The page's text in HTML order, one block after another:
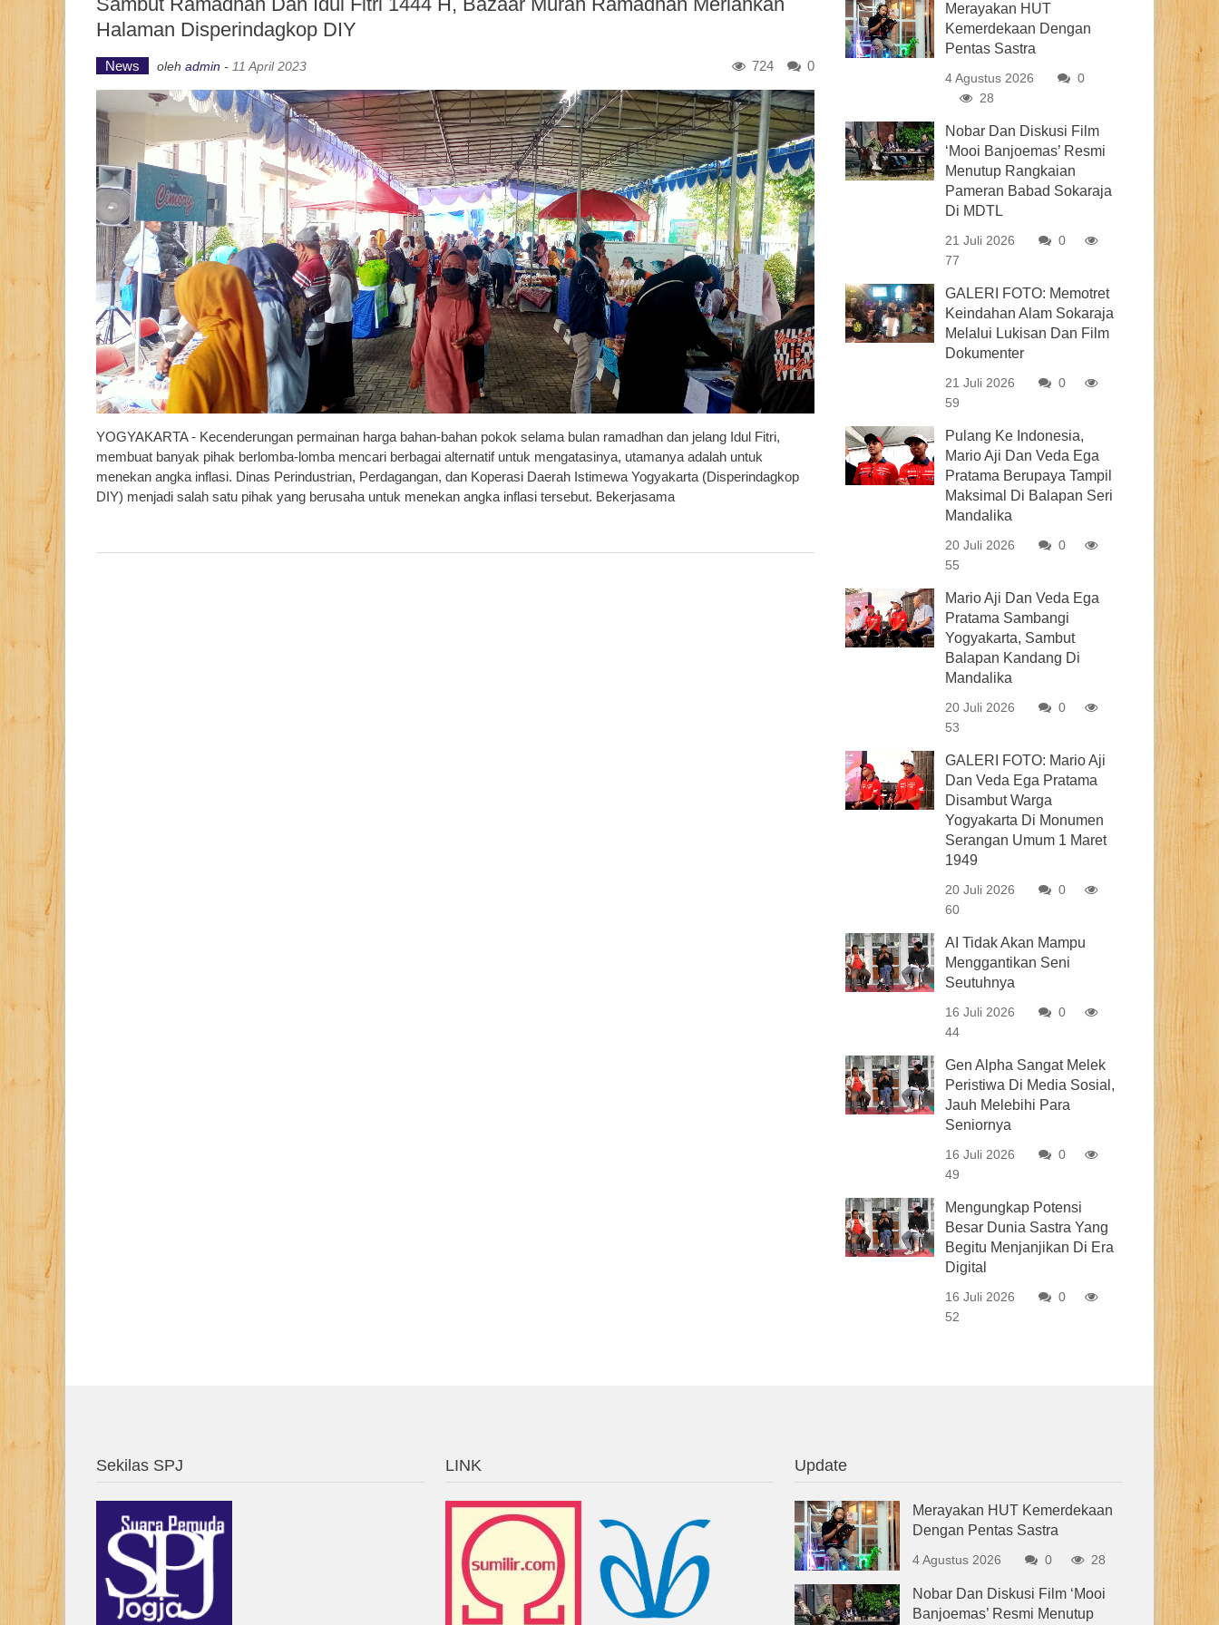
Halaman Disperindagkop DIY
News oleh admin - 11 April 2023 0
724
YOGYAKARTA - Kecenderungan permainan harga bahan-bahan pokok selama bulan ramadhan dan jelang Idul Fitri,
membuat banyak pihak berlomba-lomba mencari berbagai alternatif untuk mengatasinya, utamanya adalah untuk
menekan angka inflasi. Dinas Perindustrian, Perdagangan, dan Koperasi Daerah Istimewa Yogyakarta (Disperindagkop
DIY) menjadi salah satu pihak yang berusaha untuk menekan angka inflasi tersebut. Bekerjasama
Merayakan HUT
Kemerdekaan Dengan
Pentas Sastra
4 Agustus 2026
0
28
Nobar Dan Diskusi Film
‘Mooi Banjoemas’ Resmi
Menutup Rangkaian
Pameran Babad Sokaraja
Di MDTL
21 Juli 2026
0
77
GALERI FOTO: Memotret
Keindahan Alam Sokaraja
Melalui Lukisan Dan Film
Dokumenter
21 Juli 2026
0
59
Pulang Ke Indonesia,
Mario Aji Dan Veda Ega
Pratama Berupaya Tampil
Maksimal Di Balapan Seri
Mandalika
20 Juli 2026
0
55
Mario Aji Dan Veda Ega
Pratama Sambangi
Yogyakarta, Sambut
Balapan Kandang Di
Mandalika
20 Juli 2026
0
53
GALERI FOTO: Mario Aji
Dan Veda Ega Pratama
Disambut Warga
Yogyakarta Di Monumen
Serangan Umum 1 Maret
1949
20 Juli 2026
0
60
AI Tidak Akan Mampu
Menggantikan Seni
Seutuhnya
16 Juli 2026
0
44
Gen Alpha Sangat Melek
Peristiwa Di Media Sosial,
Jauh Melebihi Para
Seniornya
16 Juli 2026
0
49
Mengungkap Potensi
Besar Dunia Sastra Yang
Begitu Menjanjikan Di Era
Digital
16 Juli 2026
0
52
Sekilas SPJ LINK Update
Merayakan HUT Kemerdekaan
Dengan Pentas Sastra
4 Agustus 2026 0 28
Nobar Dan Diskusi Film ‘Mooi
Banjoemas’ Resmi Menutup